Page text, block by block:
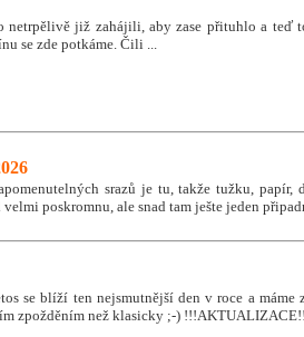
netrpělivě již zahájili, aby zase přituhlo a teď
se zde potkáme. Čili ...
srazů je tu, takže tužku, papír,
poskromnu, ale snad tam ješte jeden
se blíží ten nejsmutnější den v roce a máme
zpožděním než klasicky ;-)